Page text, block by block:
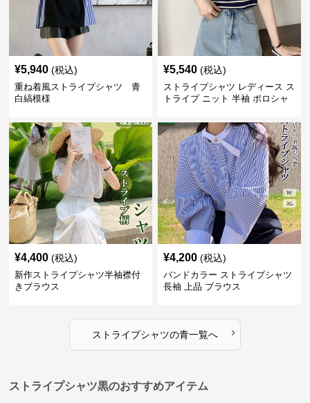
¥5,940 (税込)
重ね着風ストライプシャツ 青
白縞模様
¥5,540 (税込)
ストライプシャツ レディース ス
トライプ ニット 半袖 ポロシャ
¥4,400 (税込)
新作ストライプシャツ半袖襟付
きブラウス
¥4,200 (税込)
バンドカラー ストライプシャツ
長袖 上品 ブラウス
ストライプシャツの青一覧へ ›
ストライプシャツ黒のおすすめアイテム